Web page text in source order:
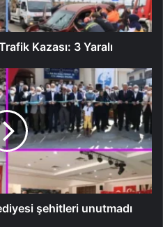
Kazası: 3 Yaralı
şehitleri unutmadı